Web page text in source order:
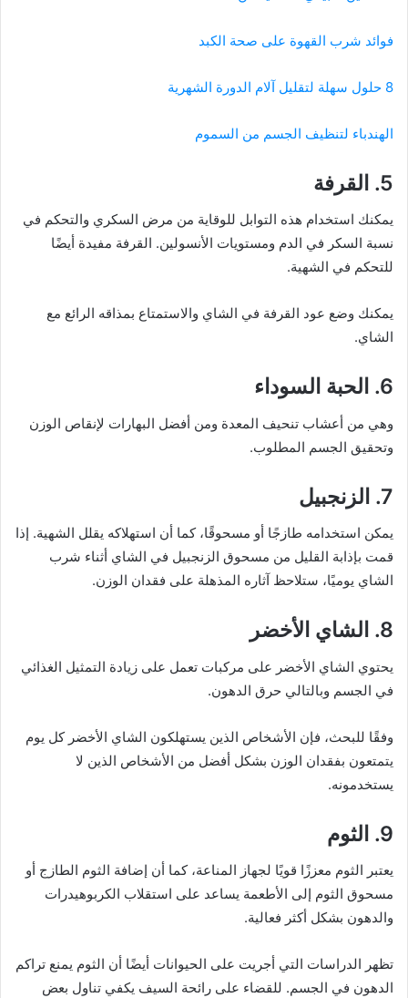
فوائد شرب القهوة على صحة الكبد
8 حلول سهلة لتقليل آلام الدورة الشهرية
الهندباء لتنظيف الجسم من السموم
5. القرفة
يمكنك استخدام هذه التوابل للوقاية من مرض السكري والتحكم في
نسبة السكر في الدم ومستويات الأنسولين. القرفة مفيدة أيضًا
للتحكم في الشهية.
يمكنك وضع عود القرفة في الشاي والاستمتاع بمذاقه الرائع مع
الشاي.
6. الحبة السوداء
وهي من أعشاب تنحيف المعدة ومن أفضل البهارات لإنقاص الوزن
وتحقيق الجسم المطلوب.
7. الزنجبيل
يمكن استخدامه طازجًا أو مسحوقًا، كما أن استهلاكه يقلل الشهية. إذا
قمت بإذابة القليل من مسحوق الزنجبيل في الشاي أثناء شرب
الشاي يوميًا، ستلاحظ آثاره المذهلة على فقدان الوزن.
8. الشاي الأخضر
يحتوي الشاي الأخضر على مركبات تعمل على زيادة التمثيل الغذائي
في الجسم وبالتالي حرق الدهون.
وفقًا للبحث، فإن الأشخاص الذين يستهلكون الشاي الأخضر كل يوم
يتمتعون بفقدان الوزن بشكل أفضل من الأشخاص الذين لا
يستخدمونه.
9. الثوم
يعتبر الثوم معززًا قويًا لجهاز المناعة، كما أن إضافة الثوم الطازج أو
مسحوق الثوم إلى الأطعمة يساعد على استقلاب الكربوهيدرات
والدهون بشكل أكثر فعالية.
تظهر الدراسات التي أجريت على الحيوانات أيضًا أن الثوم يمنع تراكم
الدهون في الجسم. للقضاء على رائحة السيف يكفي تناول بعض